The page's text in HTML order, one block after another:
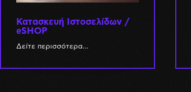
Κατασκευή Ιστοσελίδων /
eSHOP
Δείτε περισσότερα…